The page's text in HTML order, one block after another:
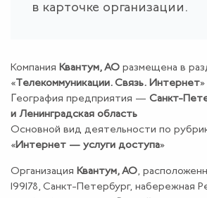
в карточке организации.
Компания Квантум, АО размещена в
«Телекоммуникации. Связь. Интернет»
География предприятия — Санкт-
и Ленинградская область
Основной вид деятельности по
«Интернет — услуги доступа»
Организация Квантум, АО,
199178, Санкт-Петербург, набережная